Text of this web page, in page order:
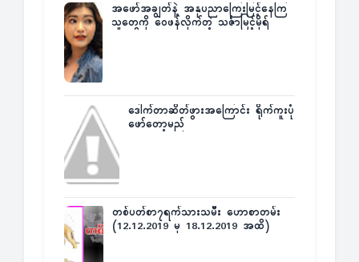
အဖော်အချွတ်နဲ့ အနုပညာကြေးမြင့်နေကြ
သူတွေကို ဝေဖန်လိုက်တဲ့ သင်္ဇာမြင့်မိုရ်
ဒေါက်တာဆိတ်ဖွားအကြောင်း ရိုက်ကူးပုံ
ဖော်တော့မည်
တစ်ပတ်စာ၇ရက်သားသမီး ဟောစာတမ်း
(12.12.2019 မှ 18.12.2019 အထိ)